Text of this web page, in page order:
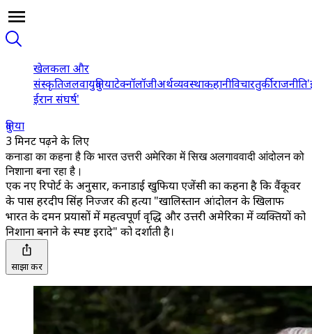
खेलकला और
संस्कृतिजलवायुदुनियाटेक्नॉलॉजीअर्थव्यवस्थाकहानीविचारतुर्कीराजनीति
ईरान संघर्ष'
दुनिया
3 मिनट पढ़ने के लिए
कनाडा का कहना है कि भारत उत्तरी अमेरिका में सिख अलगाववादी आंदोलन को
निशाना बना रहा है।
एक नए रिपोर्ट के अनुसार, कनाडाई खुफिया एजेंसी का कहना है कि वैंकूवर
के पास हरदीप सिंह निज्जर की हत्या "खालिस्तान आंदोलन के खिलाफ
भारत के दमन प्रयासों में महत्वपूर्ण वृद्धि और उत्तरी अमेरिका में व्यक्तियों को
निशाना बनाने के स्पष्ट इरादे" को दर्शाती है।
साझा करें